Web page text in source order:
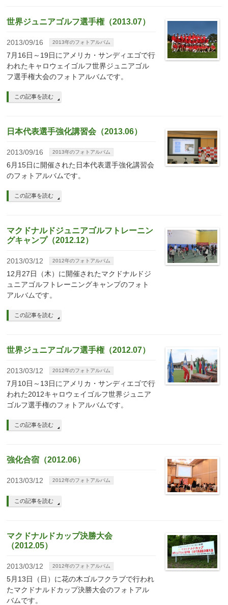
世界ジュニアゴルフ選手権（2013.07）
2013/09/16 2013年のフォトアルバム
7月16日～19日にアメリカ・サンディエゴで行
われたキャロウェイゴルフ世界ジュニアゴル
フ選手権大会のフォトアルバムです。
この記事を読む
日本代表選手強化講習会（2013.06）
2013/09/16 2013年のフォトアルバム
6月15日に開催された日本代表選手強化講習会
のフォトアルバムです。
この記事を読む
マクドナルドジュニアゴルフトレーニン
グキャンプ（2012.12）
2013/03/12 2012年のフォトアルバム
12月27日（木）に開催されたマクドナルドジ
ュニアゴルフトレーニングキャンプのフォト
アルバムです。
この記事を読む
世界ジュニアゴルフ選手権（2012.07）
2013/03/12 2012年のフォトアルバム
7月10日～13日にアメリカ・サンディエゴで行
われた2012キャロウェイゴルフ世界ジュニア
ゴルフ選手権のフォトアルバムです。
この記事を読む
強化合宿（2012.06）
2013/03/12 2012年のフォトアルバム
この記事を読む
マクドナルドカップ決勝大会
（2012.05）
2013/03/12 2012年のフォトアルバム
5月13日（日）に花の木ゴルフクラブで行われ
たマクドナルドカップ決勝大会のフォトアル
バムです。